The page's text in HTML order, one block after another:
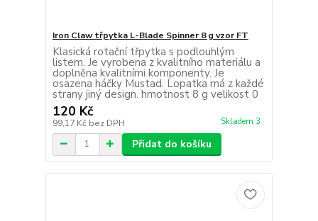
Iron Claw třpytka L-Blade Spinner 8 g vzor FT
Klasická rotační třpytka s podlouhlým
listem. Je vyrobena z kvalitního materiálu a
doplněna kvalitními komponenty. Je
osazena háčky Mustad. Lopatka má z každé
strany jiný design. hmotnost 8 g velikost 0
120 Kč
99,17 Kč bez DPH Skladem 3
Přidat do košíku